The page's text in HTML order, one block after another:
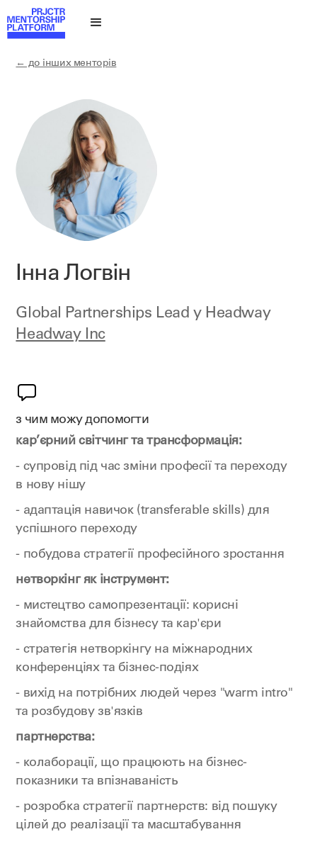
← до інших менторів
Інна Логвін
Global Partnerships Lead у Headway
Headway Inc
з чим можу допомогти
кар’єрний світчинг та трансформація:
- супровід під час зміни професії та переходу
в нову нішу
- адаптація навичок (transferable skills) для
успішного переходу
- побудова стратегії професійного зростання
нетворкінг як інструмент:
- мистецтво самопрезентації: корисні
знайомства для бізнесу та кар'єри
- стратегія нетворкінгу на міжнародних
конференціях та бізнес-подіях
- вихід на потрібних людей через "warm intro"
та розбудову зв'язків
партнерства:
- колаборації, що працюють на бізнес-
показники та впізнаваність
- розробка стратегії партнерств: від пошуку
цілей до реалізації та масштабування